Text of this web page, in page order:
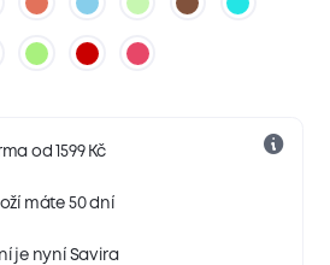
od 1599 Kč
máte 50 dní
je nyní Savira